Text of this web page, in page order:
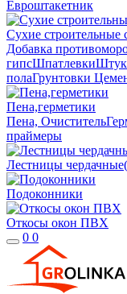
Евроштакетник
Сухие строительные
Добавка
гипсШпатлевки
полаГрунтовки
Пена,герметики
Пена, Очиститель
праймеры
Лестницы
Подоконники
Откосы окон ПВХ
0 0